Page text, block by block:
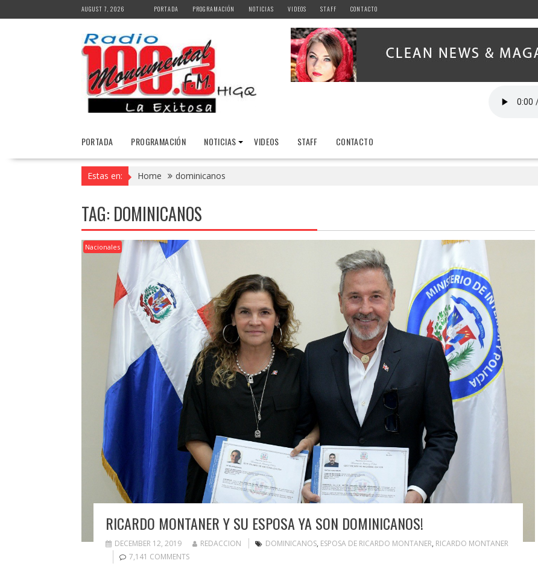
to
AUGUST 7, 2026 PORTADA PROGRAMACIÓN NOTICIAS VIDEOS STAFF CONTACTO
PORTADA PROGRAMACIÓN NOTICIAS VIDEOS STAFF CONTACTO
Estas en: Home dominicanos
TAG: DOMINICANOS
Nacionales
RICARDO MONTANER Y SU ESPOSA YA SON DOMINICANOS!
DECEMBER 12, 2019 REDACCION DOMINICANOS, ESPOSA DE RICARDO MONTANER, RICARDO MONTANER
7,141 COMMENTS